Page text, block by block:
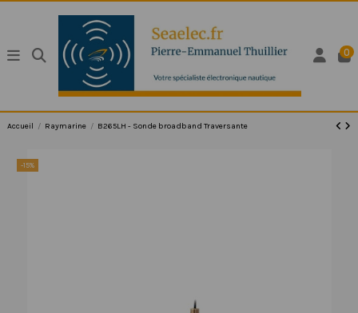
0
Accueil Raymarine B265LH - Sonde broadband Traversante
-15%